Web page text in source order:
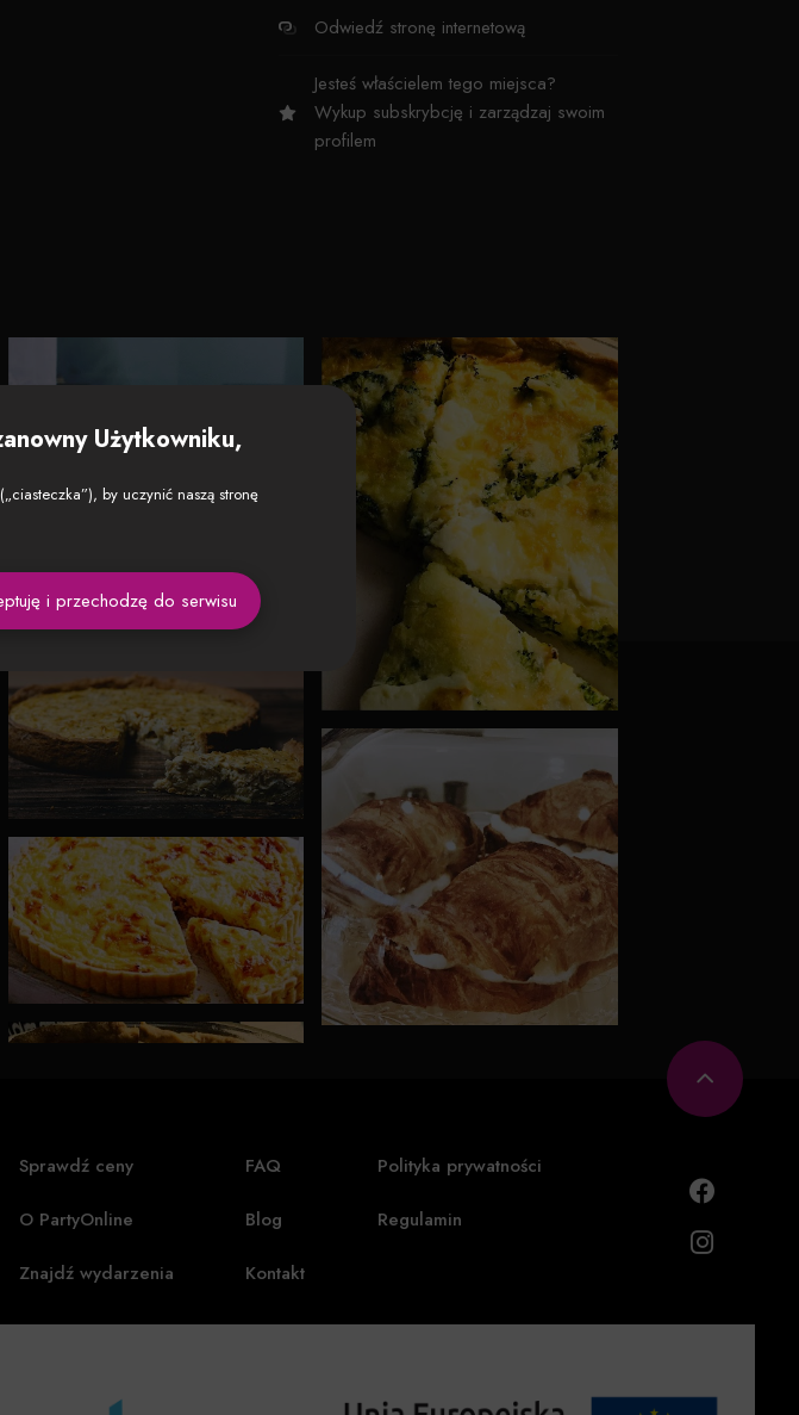
Odwiedź stronę internetową
Jesteś właścielem tego miejsca?
Wykup subskrybcję i zarządzaj swoim
profilem
Sprawdź ceny
O PartyOnline
Znajdź wydarzenia
FAQ
Blog
Kontakt
Polityka prywatności
Regulamin
Użytkowniku,
by uczynić naszą stronę
i przechodzę do serwisu